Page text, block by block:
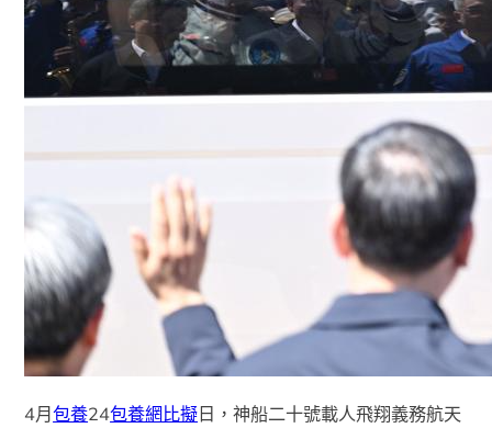
4月包養24包養網比擬 日，神船二十號載人飛翔義務航天